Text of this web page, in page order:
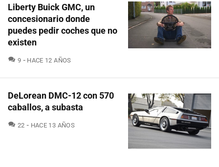
Liberty Buick GMC, un
concesionario donde
puedes pedir coches que no
existen
9 COMENTARIOS
HACE 12 AÑOS
DeLorean DMC-12 con 570
caballos, a subasta
22 COMENTARIOS
HACE 13 AÑOS